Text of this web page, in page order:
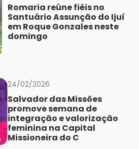
Romaria reúne fiéis no
Santuário Assunção do Ijuí
em Roque Gonzales neste
domingo
24/02/2026
Salvador das Missões
promove semana de
integração e valorização
feminina na Capital
Missioneira do C